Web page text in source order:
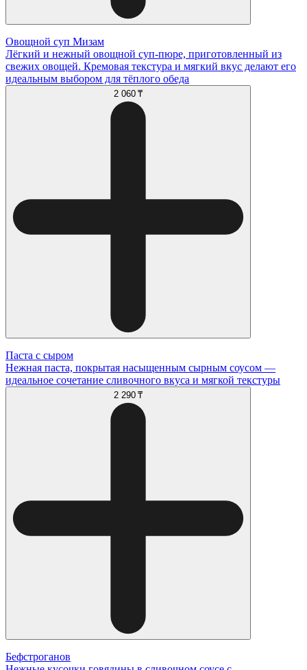
Овощной суп Мизам
Лёгкий и нежный овощной суп-пюре, приготовленный из
свежих овощей. Кремовая текстура и мягкий вкус делают его
идеальным выбором для тёплого обеда
2 060 ₸
Паста с сыром
Нежная паста, покрытая насыщенным сырным соусом —
идеальное сочетание сливочного вкуса и мягкой текстуры
2 290 ₸
Бефстроганов